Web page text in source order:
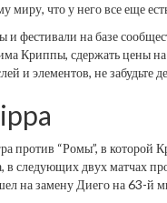
что у него все еще
и фестивали на базе
Криппы, сдержать цены на
и элементов, не
против “Ромы”, в
в следующих двух матчах
на замену Диего на 63-й